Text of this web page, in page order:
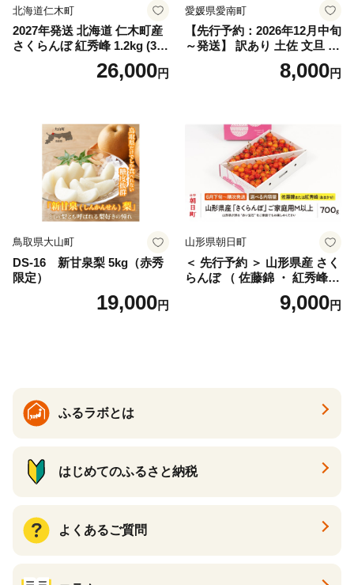
北海道仁木町
2027年発送 北海道 仁木町産
さくらんぼ 紅秀峰 1.2kg (300
g×4パック) Lサイズ以上 旬
桜桃 産地直送 サクランボ チ
26,000円
愛媛県愛南町
【先行予約：2026年12月中旬
～発送】 訳あり 土佐 文旦 8k
g (Mサイズ以上サイズミック
ス) 8000円 わけあり ぶんた
産 農家直送 期間限定 特産品
サイズミックス くらもとフ
ァーム 愛南町 愛媛県
8,000円
鳥取県大山町
DS-16 新甘泉梨 5kg（赤秀
限定）
19,000円
山形県朝日町
＜ 先行予約 ＞ 山形県産 さく
らんぼ （ 佐藤錦 ・ 紅秀峰
） ご家庭用 M以上 700g 【20
26年6月下旬から7月上旬発
9,000円
ふるラボとは
はじめてのふるさと納税
よくあるご質問